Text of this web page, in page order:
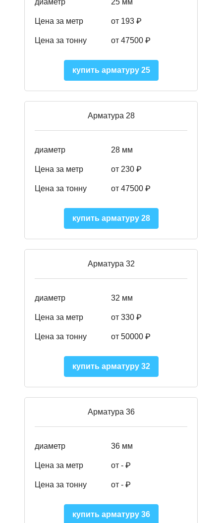
диаметр 25 мм
Цена за метр от 193 ₽
Цена за тонну от 47500 ₽
купить арматуру 25
Арматура 28
диаметр 28 мм
Цена за метр от 230 ₽
Цена за тонну от 47500 ₽
купить арматуру 28
Арматура 32
диаметр 32 мм
Цена за метр от 330 ₽
Цена за тонну от 50000 ₽
купить арматуру 32
Арматура 36
диаметр 36 мм
Цена за метр от - ₽
Цена за тонну от - ₽
купить арматуру 36